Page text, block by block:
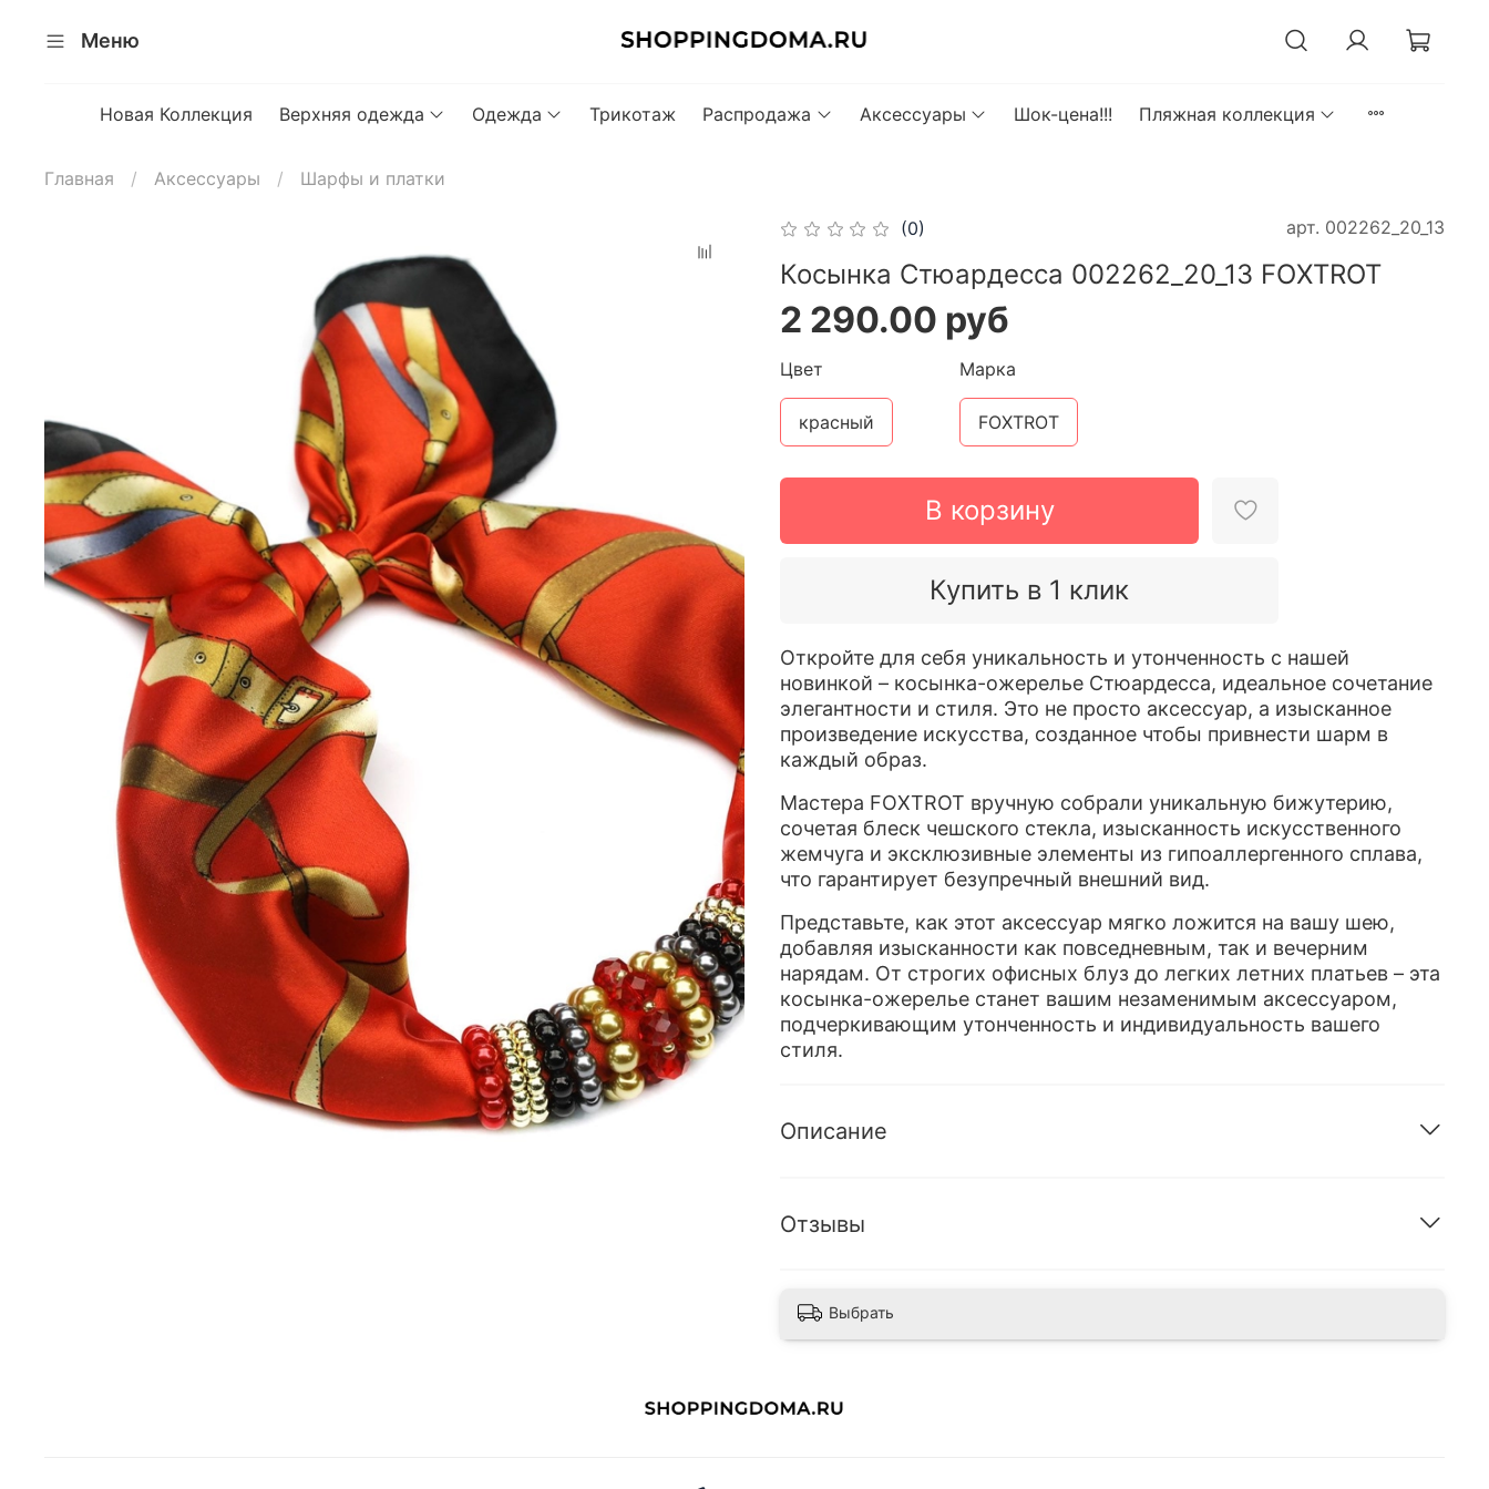
Меню
Новая Коллекция Верхняя одежда Одежда Трикотаж Распродажа Аксессуары Шок-цена!!! Пляжная коллекция
Главная Аксессуары Шарфы и платки
(0) арт. 002262_20_13
Косынка Стюардесса 002262_20_13 FOXTROT
2 290.00 руб
В корзину
Купить в 1 клик
Цвет
красный
Марка
FOXTROT
Откройте для себя уникальность и утонченность с нашей
новинкой – косынка-ожерелье Стюардесса, идеальное сочетание
элегантности и стиля. Это не просто аксессуар, а изысканное
произведение искусства, созданное чтобы привнести шарм в
каждый образ.
Мастера FOXTROT вручную собрали уникальную бижутерию,
сочетая блеск чешского стекла, изысканность искусственного
жемчуга и эксклюзивные элементы из гипоаллергенного сплава,
что гарантирует безупречный внешний вид.
Представьте, как этот аксессуар мягко ложится на вашу шею,
добавляя изысканности как повседневным, так и вечерним
нарядам. От строгих офисных блуз до легких летних платьев – эта
косынка-ожерелье станет вашим незаменимым аксессуаром,
подчеркивающим утонченность и индивидуальность вашего
стиля.
Описание
Отзывы
Выбрать